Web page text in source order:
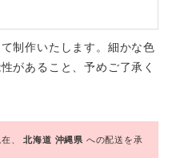
制作いたします。細かな色
があること、予めご了承く
在、北海道 沖縄県 への配送を承